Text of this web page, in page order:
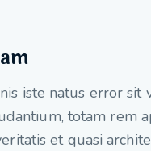
iste natus error sit
totam rem
et quasi